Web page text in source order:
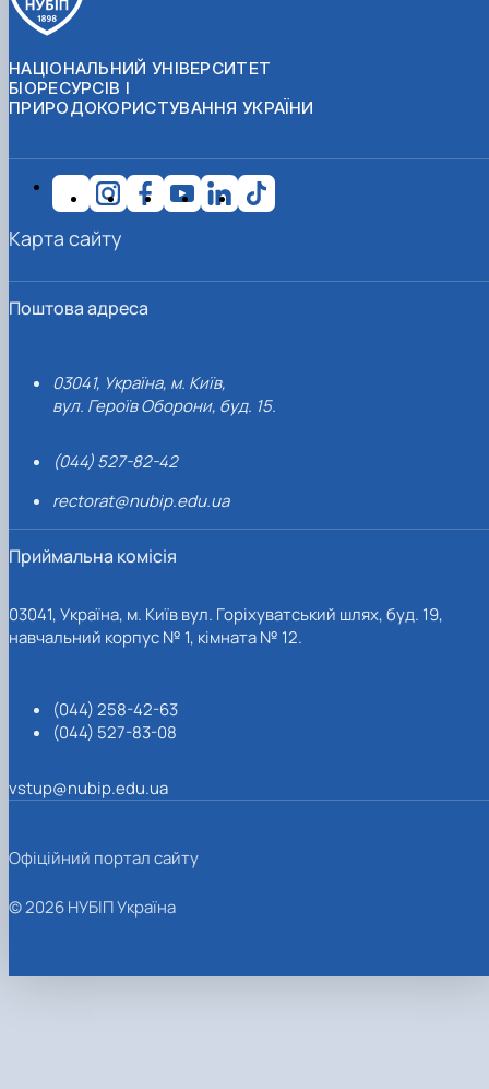
НАЦІОНАЛЬНИЙ УНІВЕРСИТЕТ
БІОРЕСУРСІВ І
ПРИРОДОКОРИСТУВАННЯ УКРАЇНИ
Поштова адреса
03041, Україна, м. Київ,
вул. Героїв Оборони, буд. 15.
(044) 527-82-42
rectorat@nubip.edu.ua
Приймальна комісія
03041, Україна, м. Київ вул. Горіхуватський шлях, буд. 19,
навчальний корпус № 1, кімната № 12.
(044) 258-42-63
(044) 527-83-08
vstup@nubip.edu.ua
Карта сайту
Офіційний портал сайту
© 2026 НУБІП Україна